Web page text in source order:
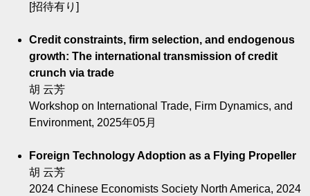
[招待有り]
Credit constraints, firm selection, and endogenous
growth: The international transmission of credit
crunch via trade
胡 云芳
Workshop on International Trade, Firm Dynamics, and
Environment, 2025年05月
Foreign Technology Adoption as a Flying Propeller
胡 云芳
2024 Chinese Economists Society North America, 2024